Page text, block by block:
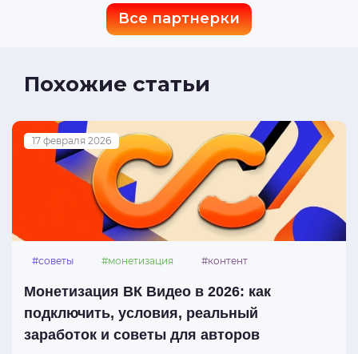
Все партнерки
Похожие статьи
17 февраля 2026
#советы #монетизация
#контент
Монетизация ВК Видео в 2026: как
подключить, условия, реальный
заработок и советы для авторов